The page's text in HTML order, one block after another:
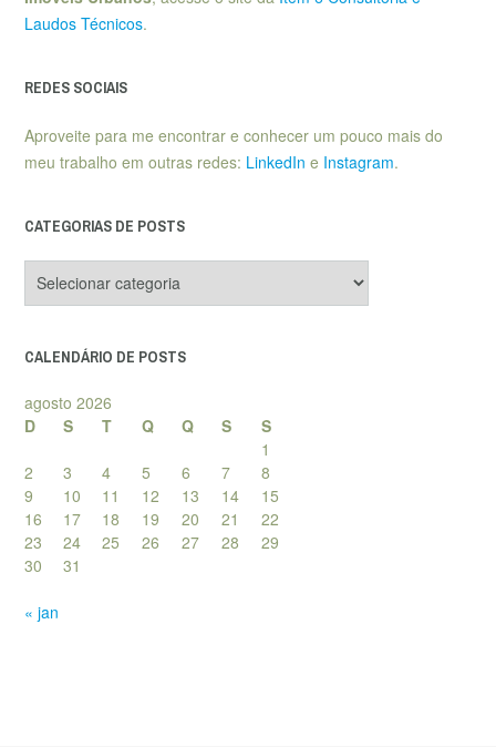
Laudos Técnicos.
REDES SOCIAIS
Aproveite para me encontrar e conhecer um pouco mais do
meu trabalho em outras redes: LinkedIn e Instagram.
CATEGORIAS DE POSTS
de
CALENDÁRIO DE POSTS
agosto 2026
D
S T Q Q S
S
1
2
3 4 5 6 7
8
9
10 11 12 13 14
15
16
17 18 19 20 21
22
23
24 25 26 27 28
29
30
31
« jan